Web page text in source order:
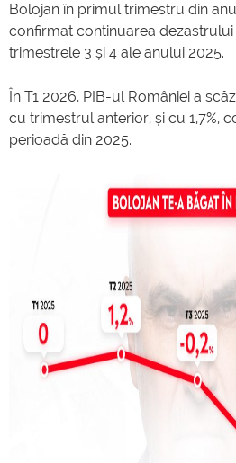
Bolojan în primul trimestru din
confirmat continuarea
trimestrele 3 și 4 ale anului 2025.
În T1 2026, PIB-ul României a
cu trimestrul anterior, și cu 1,7%,
perioadă din 2025.